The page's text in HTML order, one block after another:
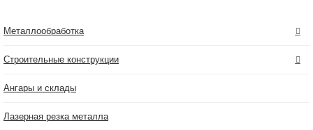
Металлообработка
Строительные конструкции
Ангары и склады
Лазерная резка металла